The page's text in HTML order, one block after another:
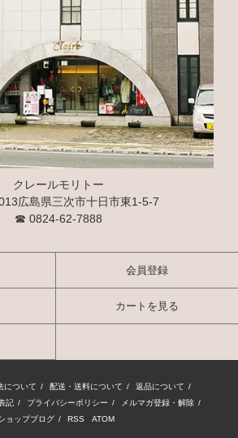
クレールモリトー
広島県三次市十日市東1-5-7
☎ 0824-62-7888
会員登録
カートを見る
について / 配送・送料について / 返品について /
記 / プライバシーポリシー / メルマガ登録・解除 /
ョップブログ / RSS ATOM